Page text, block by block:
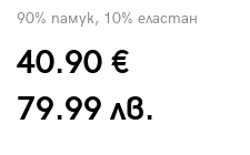
90% памук, 10% еластан
40.90 €
79.99 лв.